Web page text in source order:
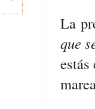
La
que